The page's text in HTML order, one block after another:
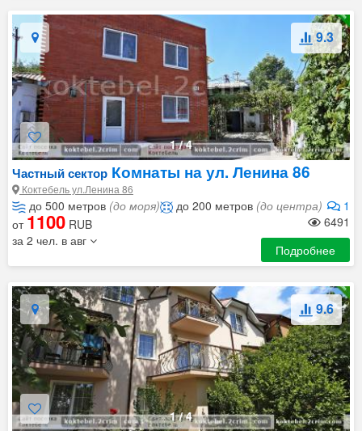
1/4
9.3
Частный сектор Комнаты на ул. Ленина 86
Коктебель ул.Ленина 86
до 500 метров (до моря) 1
до 200 метров (до центра)
6491
от 1100 RUB
за 2 чел. в авг
Подробнее
1/4
9.6